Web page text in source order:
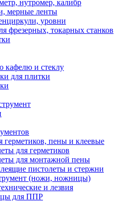
нутромер, калибр
мерные ленты
уровни
фрезерных, токарных станков
кафелю и стеклу
для плитки
герметиков, пены и клеевые
для герметиков
для монтажной пены
пистолеты и стержни
(ножи, ножницы)
и лезвия
для ППР